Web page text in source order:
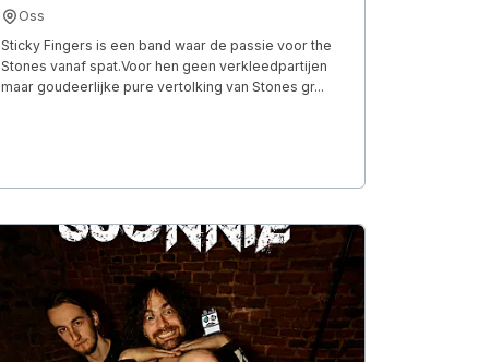
Oss
Sticky Fingers is een band waar de passie voor the
Stones vanaf spat.Voor hen geen verkleedpartijen
maar goudeerlijke pure vertolking van Stones gr...